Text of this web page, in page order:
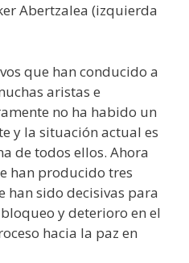
Abertzalea (izquierda
que han conducido a
aristas e
no ha habido un
y la situación actual es
de todos ellos. Ahora
han producido tres
han sido decisivas para
y deterioro en el
hacia la paz en